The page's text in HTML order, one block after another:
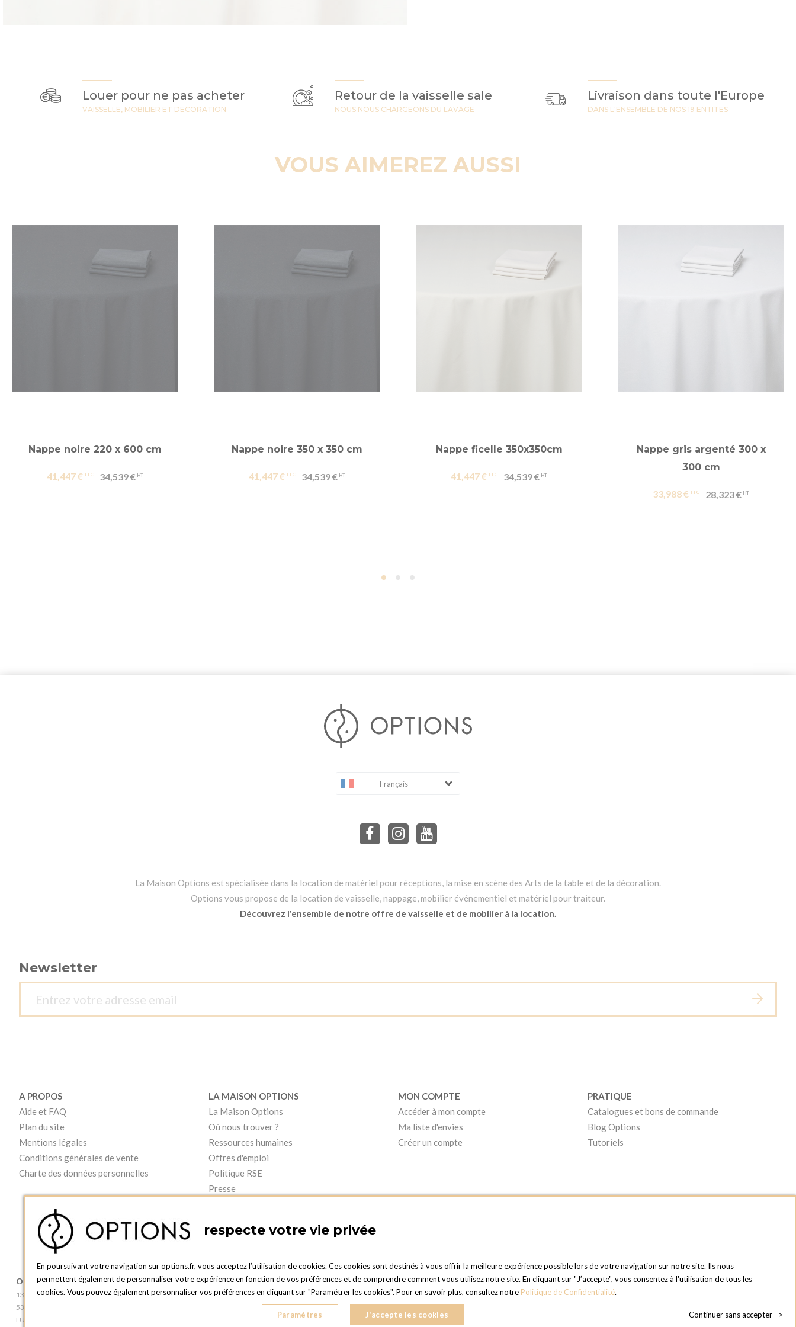
Louer pour ne pas acheter
VAISSELLE, MOBILIER ET DECORATION
Retour de la vaisselle sale
NOUS NOUS CHARGEONS DU LAVAGE
Livraison dans toute l'Europe
DANS L'ENSEMBLE DE NOS 19 ENTITES
VOUS AIMEREZ AUSSI
Nappe noire 220 x 600 cm
41,447 € 34,539 €
Nappe noire 350 x 350 cm
41,447 € 34,539 €
Nappe ficelle 350x350cm
41,447 € 34,539 €
Nappe gris argenté 300 x
300 cm
33,988 € 28,323 €
Français
La Maison Options est spécialisée dans la location de matériel pour réceptions, la mise en scène des Arts de la table et de la décoration.
Options vous propose de la location de vaisselle, nappage, mobilier événementiel et matériel pour traiteur.
Découvrez l'ensemble de notre offre de vaisselle et de mobilier à la location.
Newsletter
A PROPOS
Aide et FAQ
Plan du site
Mentions légales
Conditions générales de vente
Charte des données personnelles
LA MAISON OPTIONS
La Maison Options
Où nous trouver ?
Ressources humaines
Offres d'emploi
Politique RSE
Presse
MON COMPTE
Accéder à mon compte
Ma liste d'envies
Créer un compte
PRATIQUE
Catalogues et bons de commande
Blog Options
Tutoriels
OPTIONS LUXEMBOURG
13 rue Paul Rischard
5324 Contern
LUXEMBOURG
BOUTIQUE OPTIONS LUXEMBOURG
2, avenue Grand-Duc Jean
L - 1842 HOWALD LUXEMBOURG
respecte votre vie privée
En poursuivant votre navigation sur options.fr, vous acceptez l’utilisation de cookies. Ces cookies sont destinés à vous offrir la meilleure expérience possible lors de votre navigation sur notre site. Ils nous
permettent également de personnaliser votre expérience en fonction de vos préférences et de comprendre comment vous utilisez notre site. En cliquant sur "J’accepte", vous consentez à l'utilisation de tous les
cookies. Vous pouvez également personnaliser vos préférences en cliquant sur "Paramétrer les cookies". Pour en savoir plus, consultez notre Politique de Confidentialité.
Paramètres J'accepte les cookies Continuer sans accepter >